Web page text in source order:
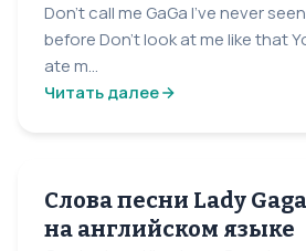
Don’t call me GaGa I’ve never
before Don’t look at me like that
ate m...
Читать далее
Слова песни Lady
на английском языке